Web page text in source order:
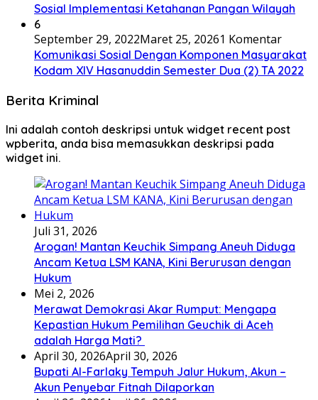
Sosial Implementasi Ketahanan Pangan Wilayah
6
September 29, 2022Maret 25, 20261 Komentar
Komunikasi Sosial Dengan Komponen Masyarakat
Kodam XIV Hasanuddin Semester Dua (2) TA 2022
Berita Kriminal
Ini adalah contoh deskripsi untuk widget recent post
wpberita, anda bisa memasukkan deskripsi pada
widget ini.
Juli 31, 2026
Arogan! Mantan Keuchik Simpang Aneuh Diduga
Ancam Ketua LSM KANA, Kini Berurusan dengan
Hukum
Mei 2, 2026
Merawat Demokrasi Akar Rumput: Mengapa
Kepastian Hukum Pemilihan Geuchik di Aceh
adalah Harga Mati? ‎
April 30, 2026April 30, 2026
Bupati Al-Farlaky Tempuh Jalur Hukum, Akun –
Akun Penyebar Fitnah Dilaporkan